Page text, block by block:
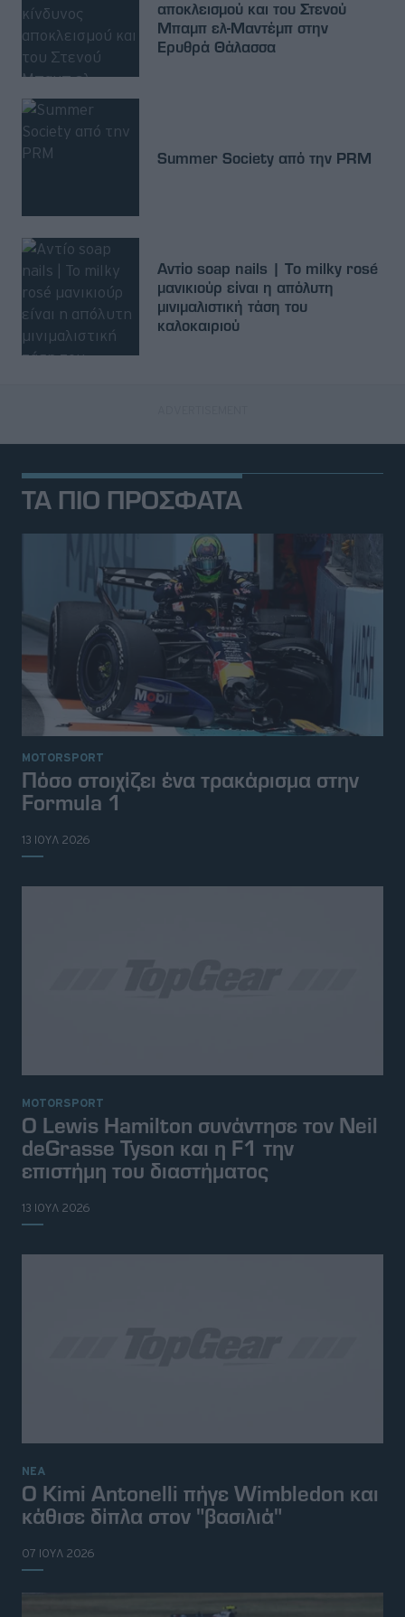
αποκλεισμού και του Στενού
Μπαμπ ελ-Μαντέμπ στην
Ερυθρά Θάλασσα
Summer Society από την PRM
Αντίο soap nails | Το milky rosé
μανικιούρ είναι η απόλυτη
μινιμαλιστική τάση του
καλοκαιριού
ΤΑ ΠΙΟ ΠΡΟΣΦΑΤΑ
MOTORSPORT
Πόσο στοιχίζει ένα τρακάρισμα στην
Formula 1
13 ΙΟΥΛ 2026
MOTORSPORT
O Lewis Hamilton συνάντησε τον Neil
deGrasse Tyson και η F1 την
επιστήμη του διαστήματος
13 ΙΟΥΛ 2026
ΝΕΑ
Ο Kimi Antonelli πήγε Wimbledon και
κάθισε δίπλα στον "βασιλιά"
07 ΙΟΥΛ 2026